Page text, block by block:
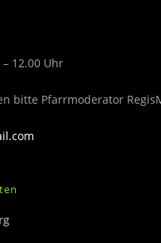
12.00 Uhr
bitte Pfarrmoderator